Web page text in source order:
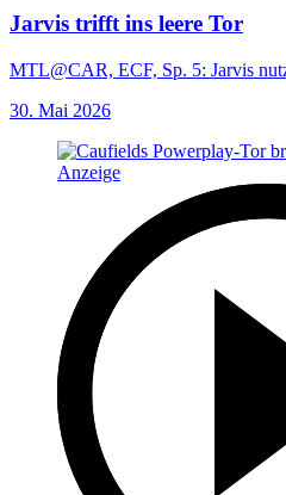
Jarvis trifft ins leere Tor
MTL@CAR, ECF, Sp. 5: Jarvis
30. Mai 2026